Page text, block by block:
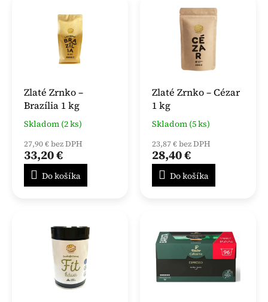
Zlaté Zrnko –
Brazília 1 kg
Skladom (2 ks)
27,90 € bez DPH
33,20 €
Do košíka
Zlaté Zrnko – Cézar
1 kg
Skladom (5 ks)
23,87 € bez DPH
28,40 €
Do košíka